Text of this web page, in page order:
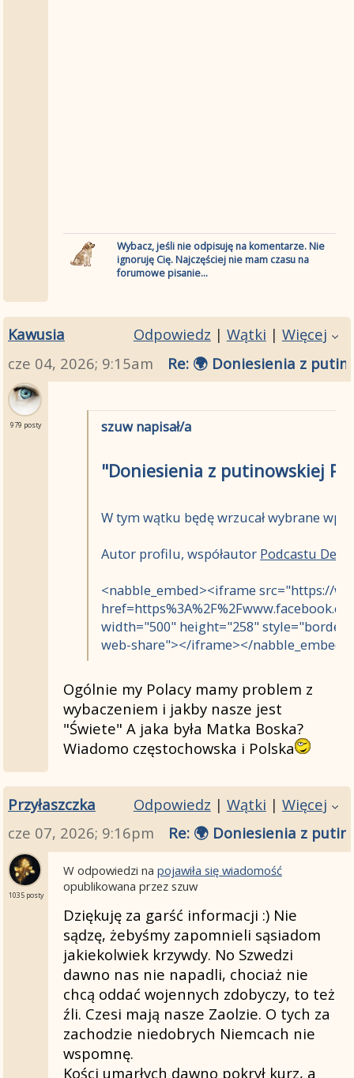
Wybacz, jeśli nie odpisuję na komentarze. Nie
ignoruję Cię. Najczęściej nie mam czasu na
forumowe pisanie...
Kawusia Odpowiedz | Wątki | Więcej
cze 04, 2026; 9:15am
Re: 🌍 Doniesienia z
979 posty szuw napisał/a
"Doniesienia z putinowskiej
W tym wątku będę wrzucał wybrane
Autor profilu, współautor Podcastu
<nabble_embed><iframe src="https://
width="500" height="258"
web-share"></iframe></nabble_embed>
Ogólnie my Polacy mamy problem z
wybaczeniem i jakby nasze jest
"Świete" A jaka była Matka Boska?
Wiadomo częstochowska i Polska
Przyłaszczka Odpowiedz | Wątki | Więcej
cze 07, 2026; 9:16pm
Re: 🌍 Doniesienia z
1035 posty
W odpowiedzi na pojawiła się wiadomość
opublikowana przez szuw
Dziękuję za garść informacji :) Nie
sądzę, żebyśmy zapomnieli sąsiadom
jakiekolwiek krzywdy. No Szwedzi
dawno nas nie napadli, chociaż nie
chcą oddać wojennych zdobyczy, to też
źli. Czesi mają nasze Zaolzie. O tych za
zachodzie niedobrych Niemcach nie
wspomnę.
Kości umarłych dawno pokrył kurz, a